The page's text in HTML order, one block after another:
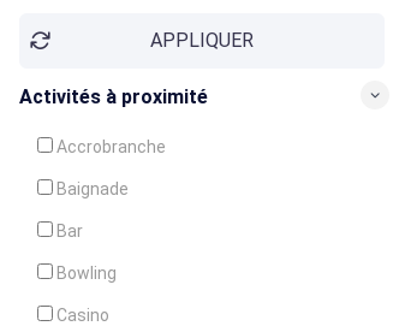
APPLIQUER
Activités à proximité
Accrobranche
Baignade
Bar
Bowling
Casino